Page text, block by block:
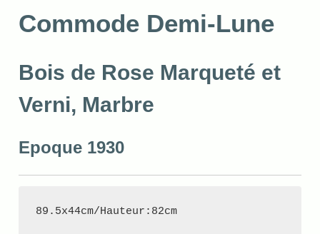
Commode Demi-Lune
Bois de Rose Marqueté et
Verni, Marbre
Epoque 1930
89.5x44cm/Hauteur:82cm